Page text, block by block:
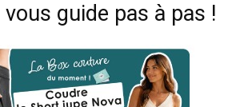
guide pas à pas !